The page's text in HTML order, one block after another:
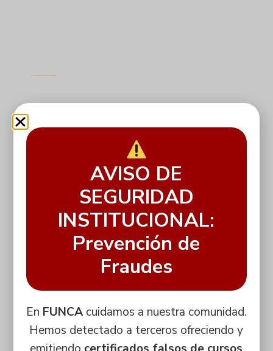
crecimiento, estabilidad, reconocimiento al
AVISO DE
SEGURIDAD
INSTITUCIONAL:
Prevención de
Fraudes
En FUNCAcuidamos a nuestra comunidad.
Hemos detectado a terceros ofreciendo y